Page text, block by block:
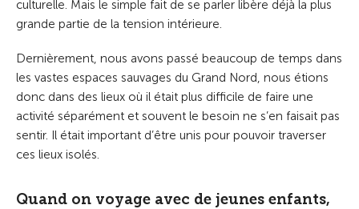
culturelle. Mais le simple fait de se parler libère déjà la plus
grande partie de la tension intérieure.
Dernièrement, nous avons passé beaucoup de temps dans
les vastes espaces sauvages du Grand Nord, nous étions
donc dans des lieux où il était plus difficile de faire une
activité séparément et souvent le besoin ne s’en faisait pas
sentir. Il était important d’être unis pour pouvoir traverser
ces lieux isolés.
Quand on voyage avec de jeunes enfants,